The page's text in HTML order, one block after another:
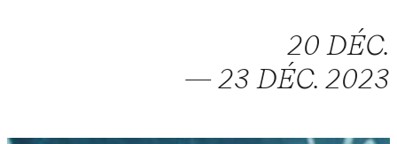
20 DÉC.
— 23 DÉC. 2023